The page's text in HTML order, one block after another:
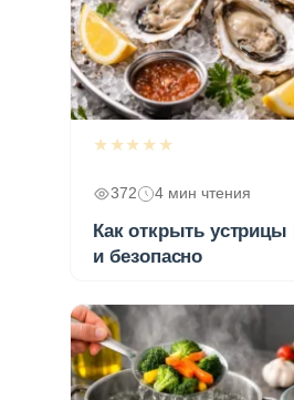
★★★★★
372 4 мин чтения
Как открыть
и безопасно